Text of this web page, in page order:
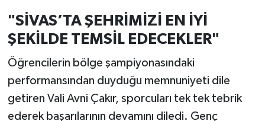
"SİVAS’TA ŞEHRİMİZİ EN İYİ
ŞEKİLDE TEMSİL EDECEKLER"
Öğrencilerin bölge şampiyonasındaki
performansından duyduğu memnuniyeti dile
getiren Vali Avni Çakır, sporcuları tek tek tebrik
ederek başarılarının devamını diledi. Genç